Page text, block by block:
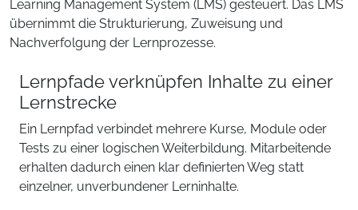
Learning Management System (LMS) gesteuert. Das LMS
übernimmt die Strukturierung, Zuweisung und
Nachverfolgung der Lernprozesse.
Lernpfade verknüpfen Inhalte zu einer
Lernstrecke
Ein Lernpfad verbindet mehrere Kurse, Module oder
Tests zu einer logischen Weiterbildung. Mitarbeitende
erhalten dadurch einen klar definierten Weg statt
einzelner, unverbundener Lerninhalte.